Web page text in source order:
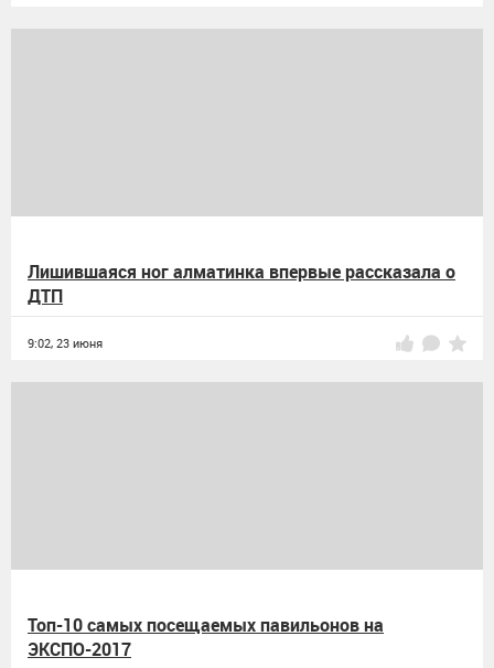
Лишившаяся ног алматинка впервые рассказала о
ДТП
9:02, 23 июня
Топ-10 самых посещаемых павильонов на
ЭКСПО-2017